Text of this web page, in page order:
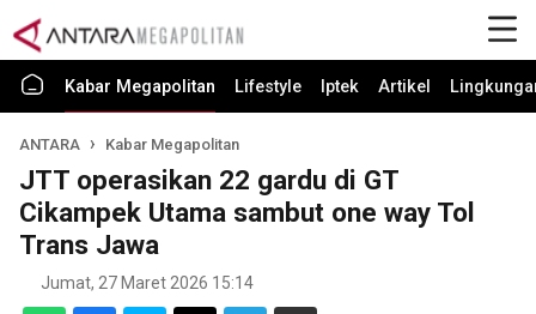
Kabar Megapolitan Lifestyle Iptek Artikel
ANTARA Kabar Megapolitan
JTT operasikan 22 gardu di GT
Cikampek Utama sambut one way Tol
Trans Jawa
Jumat, 27 Maret 2026 15:14